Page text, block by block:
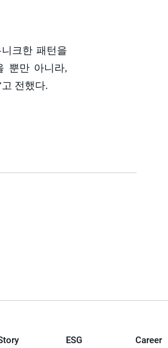
크한 패턴을
뿐만 아니라,
고 전했다.
ESG Career